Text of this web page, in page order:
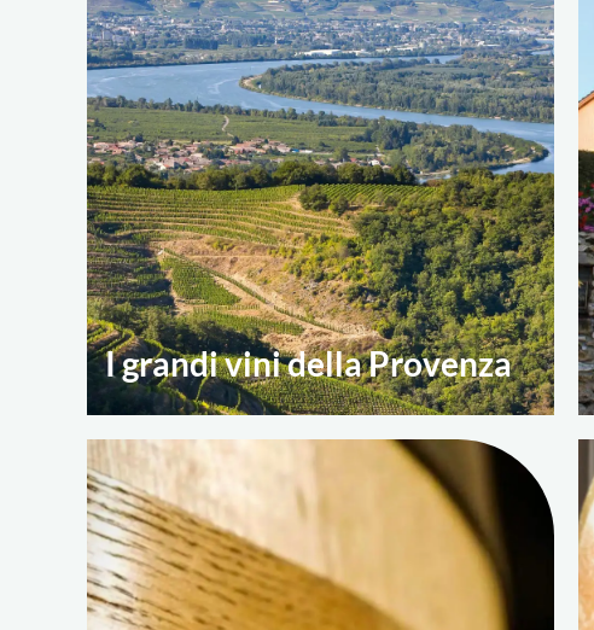
I grandi vini della Provenza